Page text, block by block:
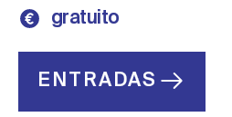
gratuito
ENTRADAS